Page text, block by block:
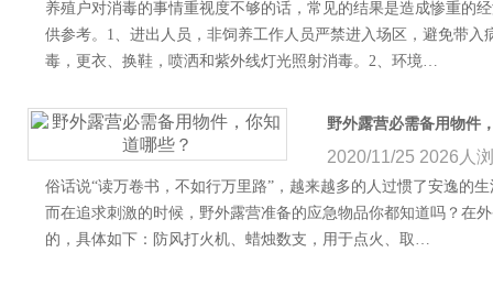
养殖户对消毒的事情重视度不够的话，常见的结果是造成惨重的
供参考。1、进出人员，非饲养工作人员严禁进入场区，避免带
毒，更衣、换鞋，喷洒和紫外线灯光照射消毒。2、环境…
野外露营必需备用物件
2020/11/25 2026人
俗话说“读万卷书，不如行万里路”，越来越多的人过惯了安逸的
而在追求刺激的时候，野外露营准备的应急物品你都知道吗？在
的，具体如下：防风打火机、蜡烛数支，用于点火、取…